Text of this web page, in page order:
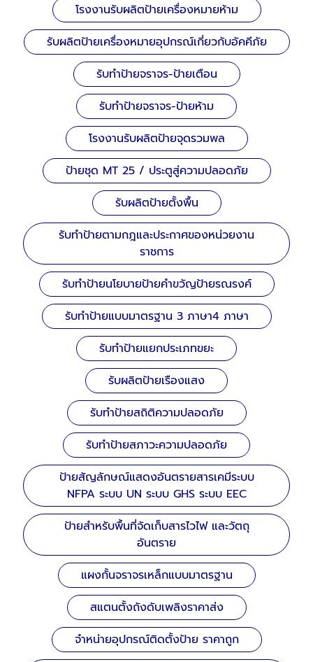
โรงงานรับผลิตป้ายเครื่องหมายห้าม
รับผลิตป้ายเครื่องหมายอุปกรณ์เกี่ยวกับอัคคีภัย
รับทำป้ายจราจร-ป้ายเตือน
รับทำป้ายจราจร-ป้ายห้าม
โรงงานรับผลิตป้ายจุดรวมพล
ป้ายชุด MT 25 / ประตูสู่ความปลอดภัย
รับผลิตป้ายตั้งพื้น
รับทำป้ายตามกฎและประกาศของหน่วยงาน
ราชการ
รับทำป้ายนโยบายป้ายคำขวัญป้ายรณรงค์
รับทำป้ายแบบมาตรฐาน 3 ภาษา4 ภาษา
รับทำป้ายแยกประเภทขยะ
รับผลิตป้ายเรืองแสง
รับทำป้ายสถิติความปลอดภัย
รับทำป้ายสภาวะความปลอดภัย
ป้ายสัญลักษณ์แสดงอันตรายสารเคมีระบบ
NFPA ระบบ UN ระบบ GHS ระบบ EEC
ป้ายสำหรับพื้นที่จัดเก็บสารไวไฟ และวัตถุ
อันตราย
แผงกั้นจราจรเหล็กแบบมาตรฐาน
สแตนตั้งถังดับเพลิงราคาส่ง
จำหน่ายอุปกรณ์ติดตั้งป้าย ราคาถูก